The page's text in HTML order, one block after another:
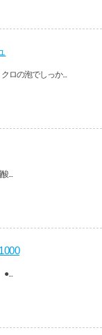
ロの泡でしっか...
...
●...